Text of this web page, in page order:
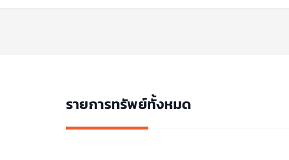
รายการทรัพย์ทั้งหมด